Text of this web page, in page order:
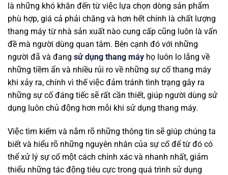
là những khó khăn đến từ việc lựa chọn dòng sản phẩm
phù hợp, giá cả phải chăng và hơn hết chính là chất lượng
thang máy từ nhà sản xuất nào cung cấp cũng luôn là vấn
đề mà người dùng quan tâm. Bên cạnh đó với những
người đã và đang sử dụng thang máy họ luôn lo lắng về
những tiềm ẩn và nhiều rủi ro về những sự cố thang máy
khi xảy ra, chính vì thế việc đảm tránh tình trạng gây ra
những sự cố đáng tiếc sẽ rất cần thiết, giúp người dùng sử
dụng luôn chủ động hơn mỗi khi sử dụng thang máy.
Việc tìm kiếm và nắm rõ những thông tin sẽ giúp chúng ta
biết và hiểu rõ những nguyên nhân của sự cố để từ đó có
thể xử lý sự cố một cách chính xác và nhanh nhất, giảm
thiểu những tác động tiêu cực trong quá trình sử dụng